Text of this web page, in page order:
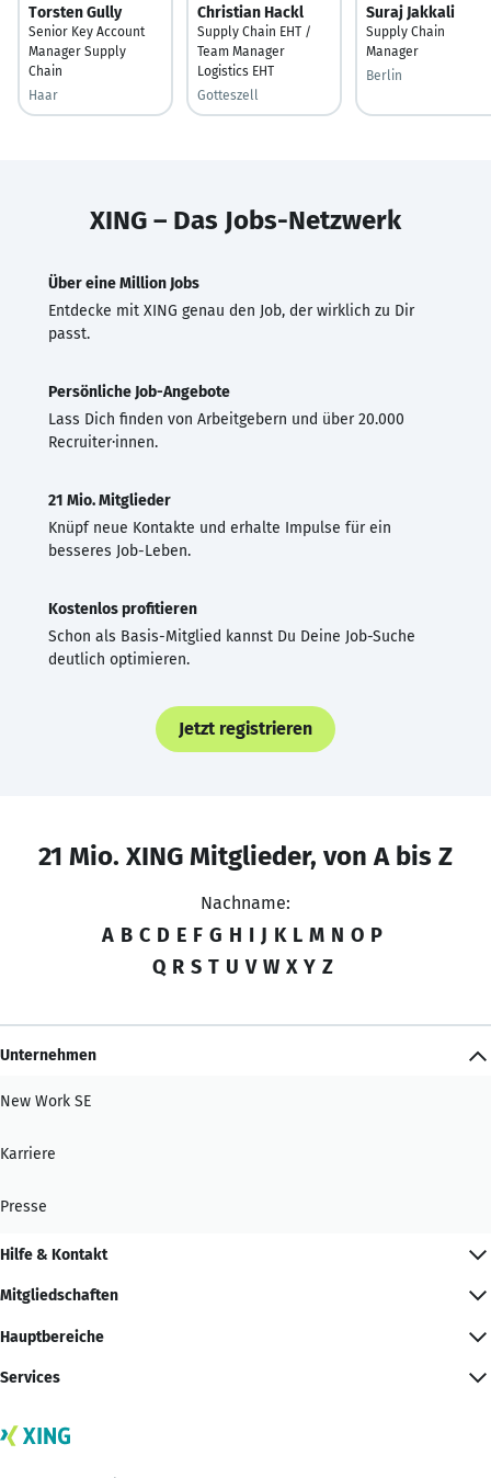
Torsten Gully
Senior Key Account
Manager Supply
Chain
Haar
Christian Hackl
Supply Chain EHT /
Team Manager
Logistics EHT
Gotteszell
Suraj Jakkali
Supply Chain
Manager
Berlin
XING – Das Jobs-Netzwerk
Über eine Million Jobs
Entdecke mit XING genau den Job, der wirklich zu Dir
passt.
Persönliche Job-Angebote
Lass Dich finden von Arbeitgebern und über 20.000
Recruiter·innen.
21 Mio. Mitglieder
Knüpf neue Kontakte und erhalte Impulse für ein
besseres Job-Leben.
Kostenlos profitieren
Schon als Basis-Mitglied kannst Du Deine Job-Suche
deutlich optimieren.
Jetzt registrieren
21 Mio. XING Mitglieder, von A bis Z
Nachname:
A B C D E F G H I J K L M N O P
Q R S T U V W X Y Z
Unternehmen
New Work SE
Karriere
Presse
Hilfe & Kontakt
Mitgliedschaften
Hauptbereiche
Services